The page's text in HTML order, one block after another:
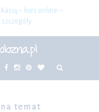
– kurs online –
temat